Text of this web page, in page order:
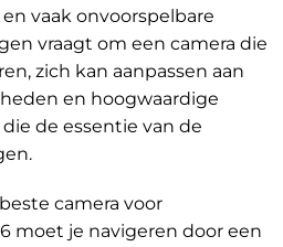
vaak onvoorspelbare
vraagt om een camera die
zich kan aanpassen aan
en hoogwaardige
de essentie van de
camera voor
moet je navigeren door een